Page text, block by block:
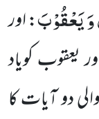
یَعْقُوْبَ: اور
یعقوب کویاد
دو آیات کا